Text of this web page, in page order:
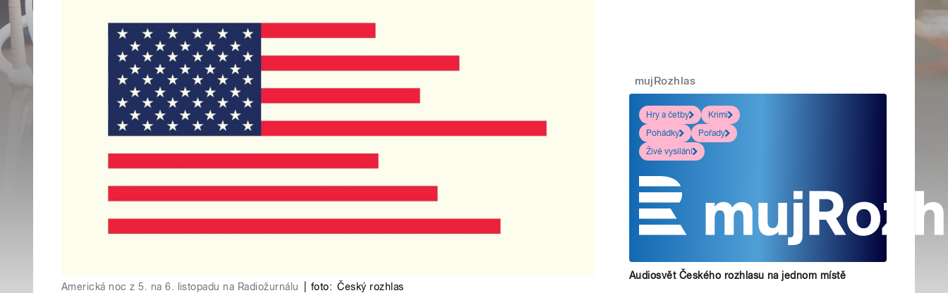
Americká noc z 5. na 6. listopadu na Radiožurnálu foto: Český rozhlas
mujRozhlas
Hry a četby
Krimi
Pohádky
Pořady
Živé vysílání
Audiosvět Českého rozhlasu na jednom místě